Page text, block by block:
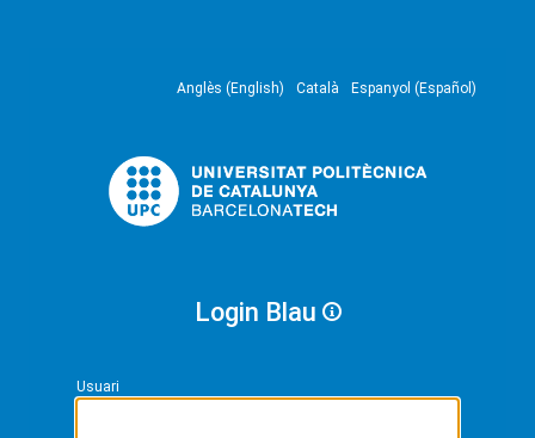
Anglès (English) Català Espanyol (Español)
Login Blau
Usuari